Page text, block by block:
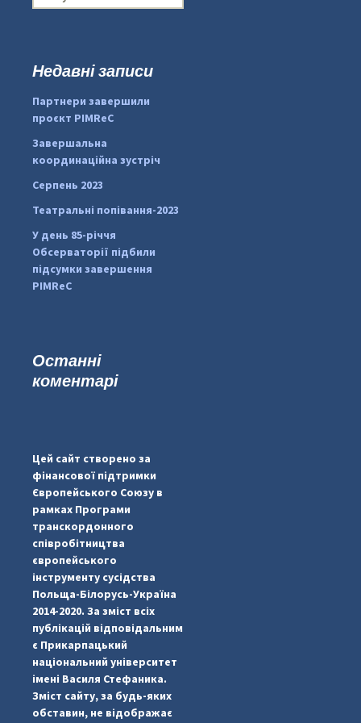
#PipIvanToday
pimrec_project
о
:Недавні записи
Партнери завершили
проєкт PIMReC
Завершальна
координаційна зустріч
Серпень 2023
Театральні попівання-2023
У день 85-річчя
Обсерваторії підбили
підсумки завершення
PIMReC
Останні
коментарі
Цей сайт створено за
фінансової підтримки
Європейського Союзу в
рамках Програми
транскордонного
співробітництва
європейського
інструменту сусідства
Польща-Білорусь-Україна
2014-2020. За зміст всіх
публікацій відповідальним
є Прикарпацький
національний університет
імені Василя Стефаника.
Зміст сайту, за будь-яких
обставин, не відображає